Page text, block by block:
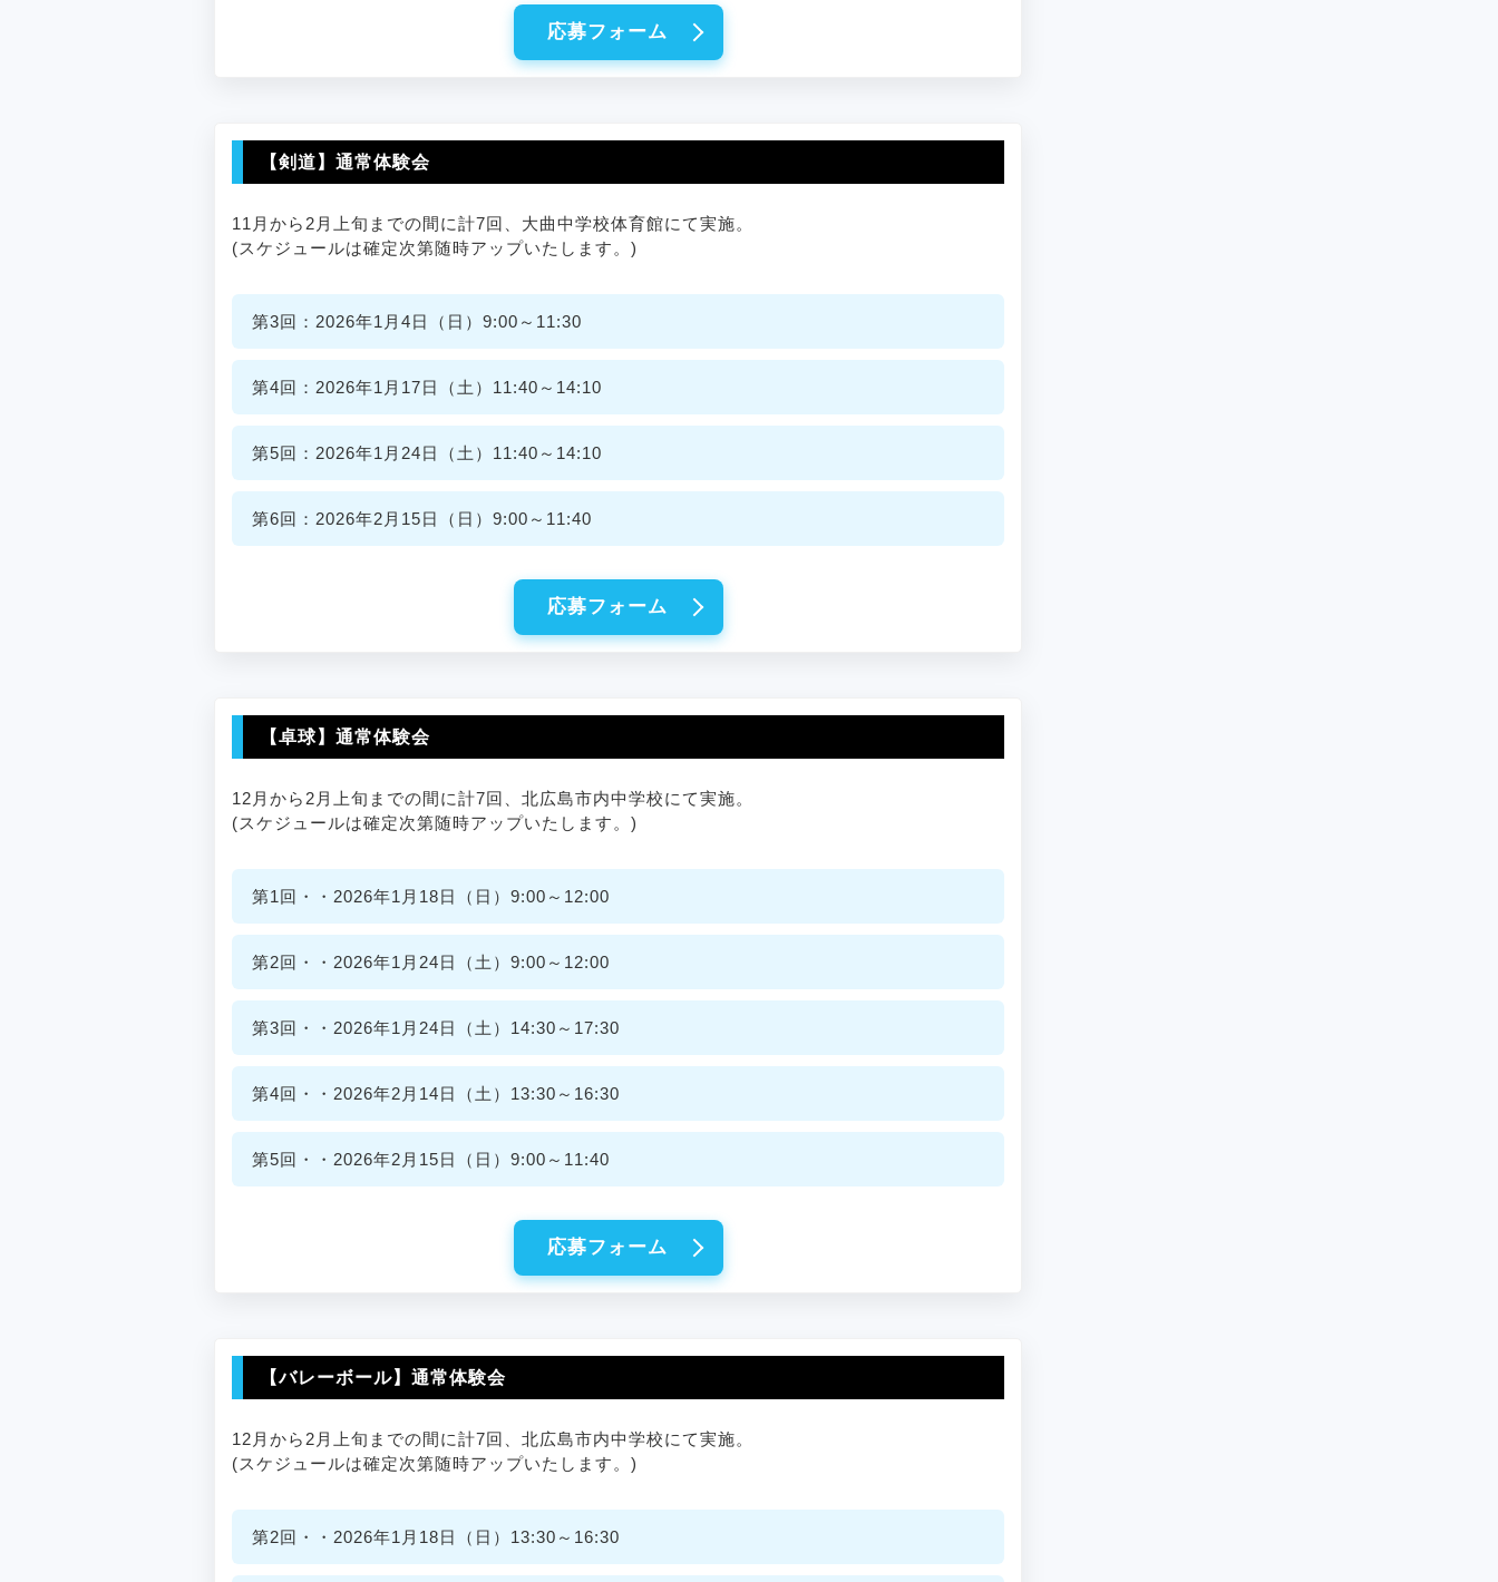
応募フォーム
【剣道】通常体験会
11月から2月上旬までの間に計7回、大曲中学校体育館にて実施。
(スケジュールは確定次第随時アップいたします。)
第3回：2026年1月4日（日）9:00～11:30
第4回：2026年1月17日（土）11:40～14:10
第5回：2026年1月24日（土）11:40～14:10
第6回：2026年2月15日（日）9:00～11:40
応募フォーム
【卓球】通常体験会
12月から2月上旬までの間に計7回、北広島市内中学校にて実施。
(スケジュールは確定次第随時アップいたします。)
第1回・・2026年1月18日（日）9:00～12:00
第2回・・2026年1月24日（土）9:00～12:00
第3回・・2026年1月24日（土）14:30～17:30
第4回・・2026年2月14日（土）13:30～16:30
第5回・・2026年2月15日（日）9:00～11:40
応募フォーム
【バレーボール】通常体験会
12月から2月上旬までの間に計7回、北広島市内中学校にて実施。
(スケジュールは確定次第随時アップいたします。)
第2回・・2026年1月18日（日）13:30～16:30